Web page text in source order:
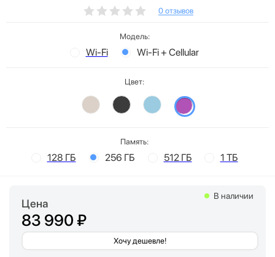
0 отзывов
Модель:
Wi-Fi Wi-Fi + Cellular
Цвет:
Память:
128 ГБ 256 ГБ 512 ГБ 1 ТБ
Цена
83 990 ₽
Хочу дешевле!
В наличии